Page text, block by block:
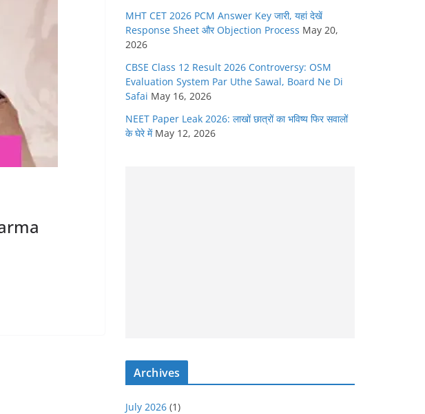
MHT CET 2026 PCM Answer Key जारी, यहां देखें
Response Sheet और Objection Process May 20,
2026
CBSE Class 12 Result 2026 Controversy: OSM
Evaluation System Par Uthe Sawal, Board Ne Di
Safai May 16, 2026
NEET Paper Leak 2026: लाखों छात्रों का भविष्य फिर सवालों
के घेरे में May 12, 2026
Archives
July 2026 (1)